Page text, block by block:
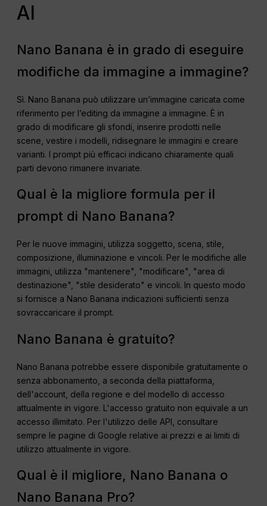
AI
Nano Banana è in grado di eseguire
modifiche da immagine a immagine?
Sì. Nano Banana può utilizzare un’immagine caricata come
riferimento per l’editing da immagine a immagine. È in
grado di modificare gli sfondi, inserire prodotti nelle
scene, vestire i modelli, ridisegnare le immagini e creare
varianti. I prompt più efficaci indicano chiaramente quali
parti devono rimanere invariate.
Qual è la migliore formula per il
prompt di Nano Banana?
Per le nuove immagini, utilizza soggetto, scena, stile,
composizione, illuminazione e vincoli. Per le modifiche alle
immagini, utilizza "mantenere", "modificare", "area di
destinazione", "stile desiderato" e vincoli. In questo modo
si fornisce a Nano Banana indicazioni sufficienti senza
sovraccaricare il prompt.
Nano Banana è gratuito?
Nano Banana potrebbe essere disponibile gratuitamente o
senza abbonamento, a seconda della piattaforma,
dell'account, della regione e del modello di accesso
attualmente in vigore. L'accesso gratuito non equivale a un
accesso illimitato. Per l'utilizzo delle API, consultare
sempre le pagine di Google relative ai prezzi e ai limiti di
utilizzo attualmente in vigore.
Qual è il migliore, Nano Banana o
Nano Banana Pro?